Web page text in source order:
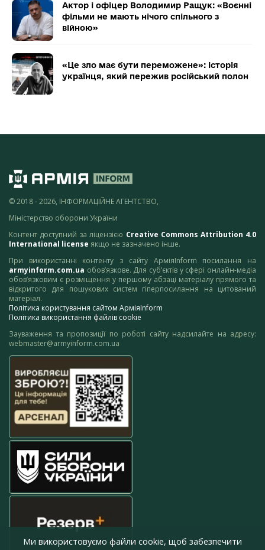
Актор і офіцер Володимир Ращук: «Воєнні
фільми не мають нічого спільного з
війною»
«Це зло має бути переможене»: історія
українця, який пережив російський полон
© 2018 - 2026, ІНФОРМАЦІЙНЕ АГЕНТСТВО,
Міністерство оборони України
Контент доступний за ліцензією Creative Commons Attribution 4.0
International license якщо не зазначено інше.
При використанні контенту з сайту АрміяInform посилання на
armyinform.com.ua обов’язкове. Для суб’єктів у сфері онлайн-медіа
обов’язковим є розміщення у першому абзаці матеріалу прямого та
відкритого для пошукових систем гіперпосилання на цитований
матеріал.
Політика користування сайтом АрміяInform
Політика використання файлів cookie
Зауваження та пропозиції по роботі сайту надсилайте на адресу:
webmaster@armyinform.com.ua
Ми використовуємо файли cookie, щоб забезпечити